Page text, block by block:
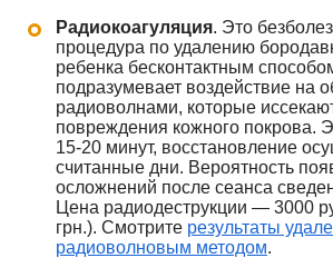
Радиокоагуляция. Это
процедура по удалению
ребенка бесконтактным
подразумевает воздействие на
радиоволнами, которые
повреждения кожного покрова.
15-20 минут, восстановление
считанные дни. Вероятность
осложнений после сеанса
Цена радиодеструкции — 3000
грн.). Смотрите результаты
радиоволновым методом.